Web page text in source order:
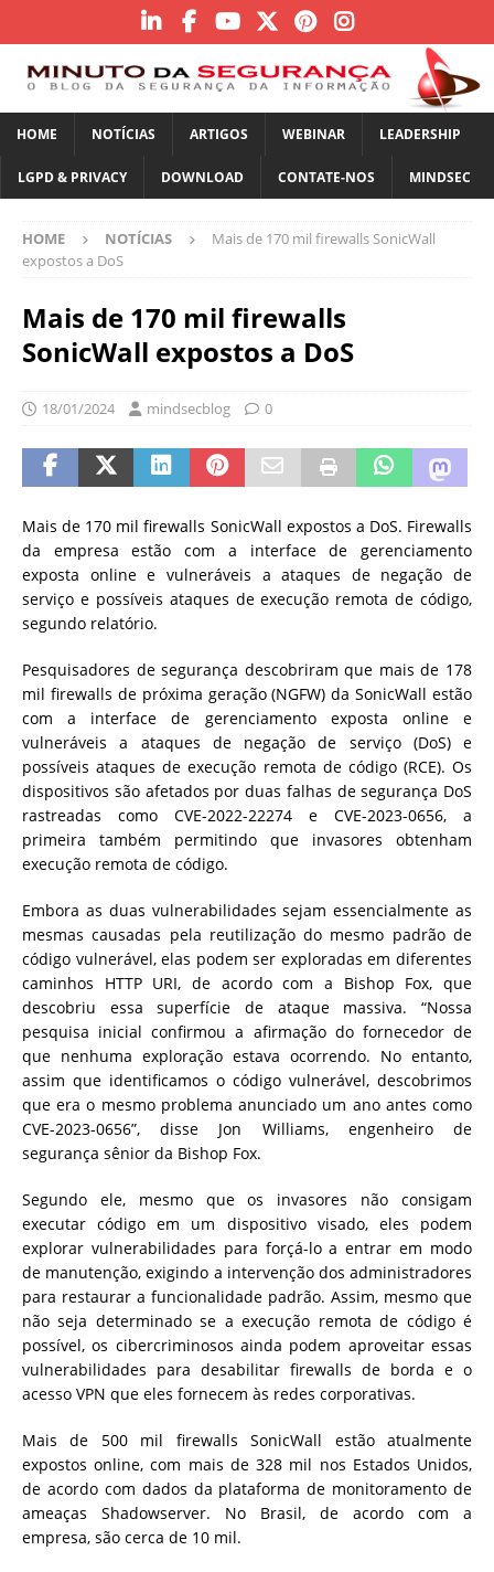
HOME NOTÍCIAS ARTIGOS WEBINAR LEADERSHIP
LGPD & PRIVACY DOWNLOAD CONTATE-NOS MINDSEC
HOME NOTÍCIAS
Mais de 170 mil firewalls SonicWall
expostos a DoS
Mais de 170 mil firewalls
SonicWall expostos a DoS
18/01/2024 mindsecblog 0
Mais de 170 mil firewalls SonicWall expostos a DoS. Firewalls
da empresa estão com a interface de gerenciamento
exposta online e vulneráveis a ataques de negação de
serviço e possíveis ataques de execução remota de código,
segundo relatório.
Pesquisadores de segurança descobriram que mais de 178
mil firewalls de próxima geração (NGFW) da SonicWall estão
com a interface de gerenciamento exposta online e
vulneráveis a ataques de negação de serviço (DoS) e
possíveis ataques de execução remota de código (RCE). Os
dispositivos são afetados por duas falhas de segurança DoS
rastreadas como CVE-2022-22274 e CVE-2023-0656, a
primeira também permitindo que invasores obtenham
execução remota de código.
Embora as duas vulnerabilidades sejam essencialmente as
mesmas causadas pela reutilização do mesmo padrão de
código vulnerável, elas podem ser exploradas em diferentes
caminhos HTTP URI, de acordo com a Bishop Fox, que
descobriu essa superfície de ataque massiva. “Nossa
pesquisa inicial confirmou a afirmação do fornecedor de
que nenhuma exploração estava ocorrendo. No entanto,
assim que identificamos o código vulnerável, descobrimos
que era o mesmo problema anunciado um ano antes como
CVE-2023-0656”, disse Jon Williams, engenheiro de
segurança sênior da Bishop Fox.
Segundo ele, mesmo que os invasores não consigam
executar código em um dispositivo visado, eles podem
explorar vulnerabilidades para forçá-lo a entrar em modo
de manutenção, exigindo a intervenção dos administradores
para restaurar a funcionalidade padrão. Assim, mesmo que
não seja determinado se a execução remota de código é
possível, os cibercriminosos ainda podem aproveitar essas
vulnerabilidades para desabilitar firewalls de borda e o
acesso VPN que eles fornecem às redes corporativas.
Mais de 500 mil firewalls SonicWall estão atualmente
expostos online, com mais de 328 mil nos Estados Unidos,
de acordo com dados da plataforma de monitoramento de
ameaças Shadowserver. No Brasil, de acordo com a
empresa, são cerca de 10 mil.